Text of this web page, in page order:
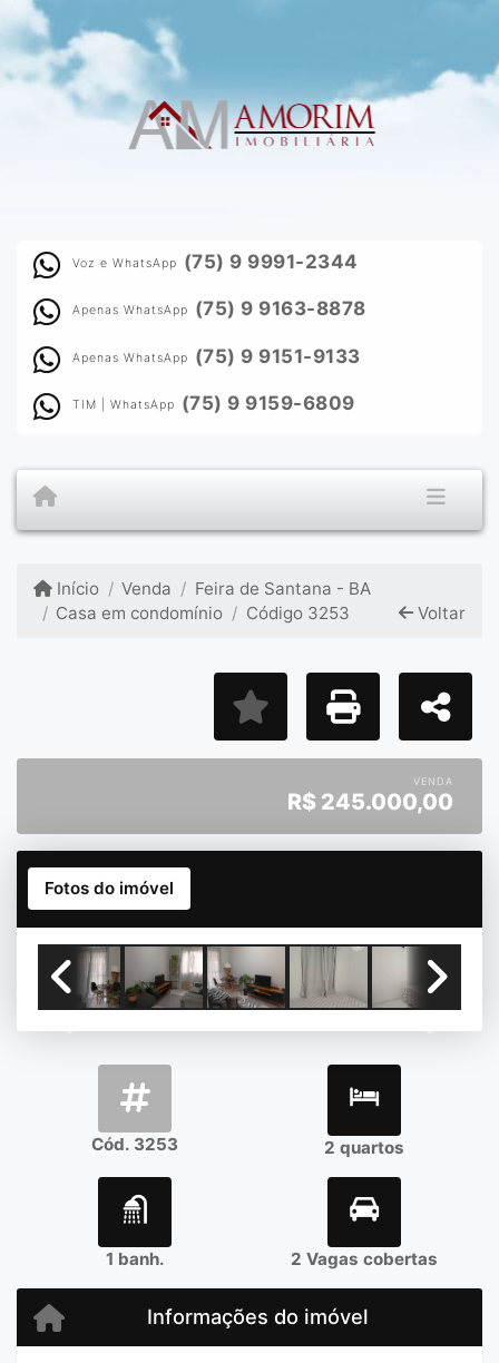
Voz e WhatsApp (75) 9 9991-2344
Apenas WhatsApp (75) 9 9163-8878
Apenas WhatsApp (75) 9 9151-9133
TIM | WhatsApp (75) 9 9159-6809
Início Venda
Feira de Santana - BA
Casa em condomínio
Código 3253 Voltar
VENDA
R$ 245.000,00
Fotos do imóvel
Cód. 3253 2 quartos
1 banh. 2 Vagas cobertas
Informações do imóvel